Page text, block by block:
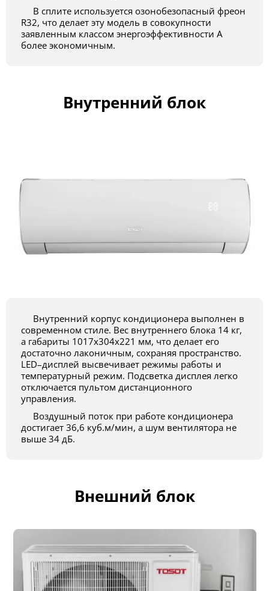
В сплите используется озонобезопасный фреон
R32, что делает эту модель в совокупности
заявленным классом энергоэффективности А
более экономичным.
Внутренний блок
Внутренний корпус кондиционера выполнен в
современном стиле. Вес внутреннего блока 14 кг,
а габариты 1017х304х221 мм, что делает его
достаточно лаконичным, сохраняя пространство.
LED–дисплей высвечивает режимы работы и
температурный режим. Подсветка дисплея легко
отключается пультом дистанционного
управления.
Воздушный поток при работе кондиционера
достигает 36,6 куб.м/мин, а шум вентилятора не
выше 34 дБ.
Внешний блок